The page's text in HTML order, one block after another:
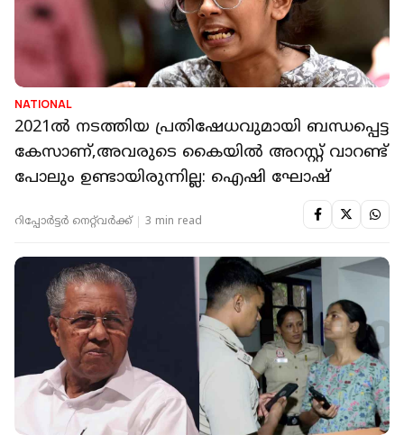
NATIONAL
2021ൽ നടത്തിയ പ്രതിഷേധവുമായി ബന്ധപ്പെട്ട
കേസാണ്,അവരുടെ കൈയിൽ അറസ്റ്റ് വാറണ്ട്
പോലും ഉണ്ടായിരുന്നില്ല: ഐഷി ഘോഷ്
റിപ്പോർട്ടർ നെറ്റ്‌വര്‍ക്ക്‌ 3 min read